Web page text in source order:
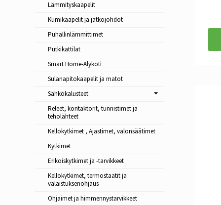
Lämmityskaapelit
Kumikaapelit ja jatkojohdot
Puhallinlämmittimet
Putkikattilat
Smart Home-Älykoti
Sulanapitokaapelit ja matot
Sähkökalusteet
Releet, kontaktorit, tunnistimet ja
teholähteet
Kellokytkimet , Ajastimet, valonsäätimet
Kytkimet
Erikoiskytkimet ja -tarvikkeet
Kellokytkimet, termostaatit ja
valaistuksenohjaus
Ohjaimet ja himmennystarvikkeet